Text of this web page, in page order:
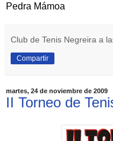
Pedra Mámoa
Club de Tenis Negreira a
Compartir
martes, 24 de noviembre de 2009
II Torneo de